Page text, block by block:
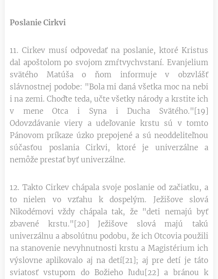
Poslanie Cirkvi
11. Cirkev musí odpovedať na poslanie, ktoré Kristus
dal apoštolom po svojom zmŕtvychvstaní. Evanjelium
svätého Matúša o ňom informuje v obzvlášť
slávnostnej podobe: "Bola mi daná všetka moc na nebi
i na zemi. Choďte teda, učte všetky národy a krstite ich
v mene Otca i Syna i Ducha Svätého."[19]
Odovzdávanie viery a udeľovanie krstu sú v tomto
Pánovom príkaze úzko prepojené a sú neoddeliteľnou
súčasťou poslania Cirkvi, ktoré je univerzálne a
nemôže prestať byť univerzálne.
12. Takto Cirkev chápala svoje poslanie od začiatku, a
to nielen vo vzťahu k dospelým. Ježišove slová
Nikodémovi vždy chápala tak, že "deti nemajú byť
zbavené krstu."[20] Ježišove slová majú takú
univerzálnu a absolútnu podobu, že ich Otcovia použili
na stanovenie nevyhnutnosti krstu a Magistérium ich
výslovne aplikovalo aj na detí[21]; aj pre detí je táto
sviatosť vstupom do Božieho ľudu[22] a bránou k